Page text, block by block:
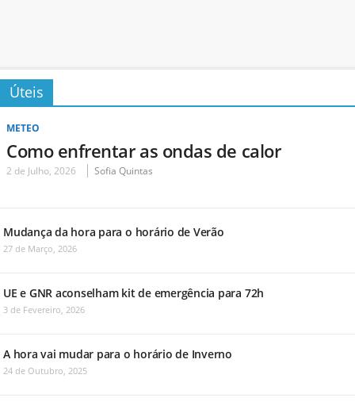
Úteis
METEO
Como enfrentar as ondas de calor
2 de Julho, 2026 Sofia Quintas
Mudança da hora para o horário de Verão
27 de Março, 2026
UE e GNR aconselham kit de emergência para 72h
3 de Fevereiro, 2026
A hora vai mudar para o horário de Inverno
24 de Outubro, 2025